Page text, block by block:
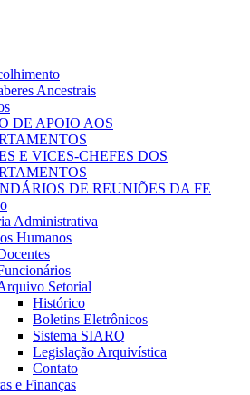
Ancestrais
DE APOIO AOS
E VICES-CHEFES DOS
DE REUNIÕES DA FE
Administrativa
Humanos
Setorial
Histórico
Boletins Eletrônicos
Sistema SIARQ
Legislação Arquivística
Contato
e Finanças